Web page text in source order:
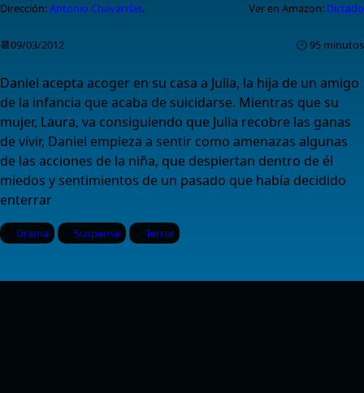
Dirección:Antonio Chavarrías. Ver en Amazon: Dictado
📆09/03/2012 🕑 95 minutos
Daniel acepta acoger en su casa a Julia, la hija de un amigo
de la infancia que acaba de suicidarse. Mientras que su
mujer, Laura, va consiguiendo que Julia recobre las ganas
de vivir, Daniel empieza a sentir como amenazas algunas
de las acciones de la niña, que despiertan dentro de él
miedos y sentimientos de un pasado que había decidido
enterrar
Drama Suspense Terror